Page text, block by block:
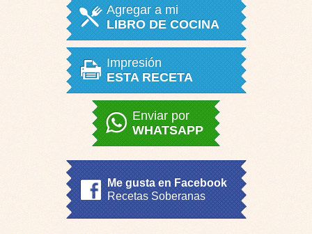
Agregar a mi
LIBRO DE COCINA
Impresión
ESTA RECETA
Enviar por
WHATSAPP
Me gusta en Facebook
Recetas Soberanas